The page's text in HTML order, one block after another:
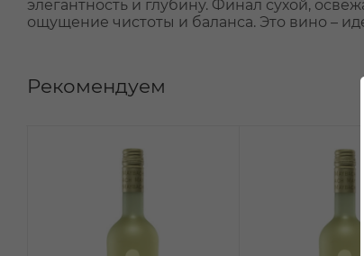
элегантность и глубину. Финал сухой,
ощущение чистоты и баланса. Это вино –
Рекомендуем